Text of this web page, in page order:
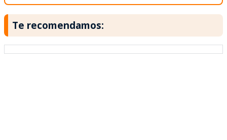
Te recomendamos: